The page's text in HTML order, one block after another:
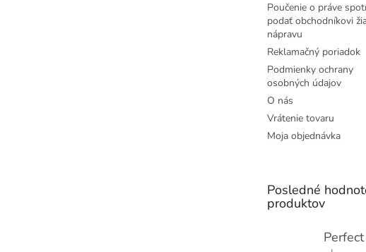
Poučenie o práve
podať obchodníkovi
nápravu
Reklamačný poriadok
Podmienky ochrany
osobných údajov
O nás
Vrátenie tovaru
Moja objednávka
Posledné
produktov